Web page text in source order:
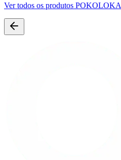
Ver todos os produtos POKOLOKA